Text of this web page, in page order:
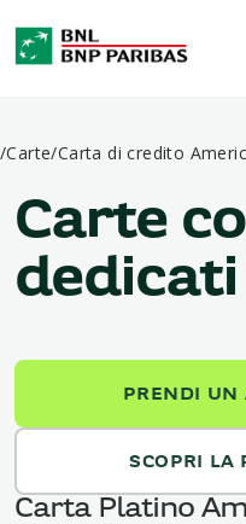
/Carte/Carta di credito
Carte
dedicati
PRENDI UN
SCOPRI LA
Carta Platino